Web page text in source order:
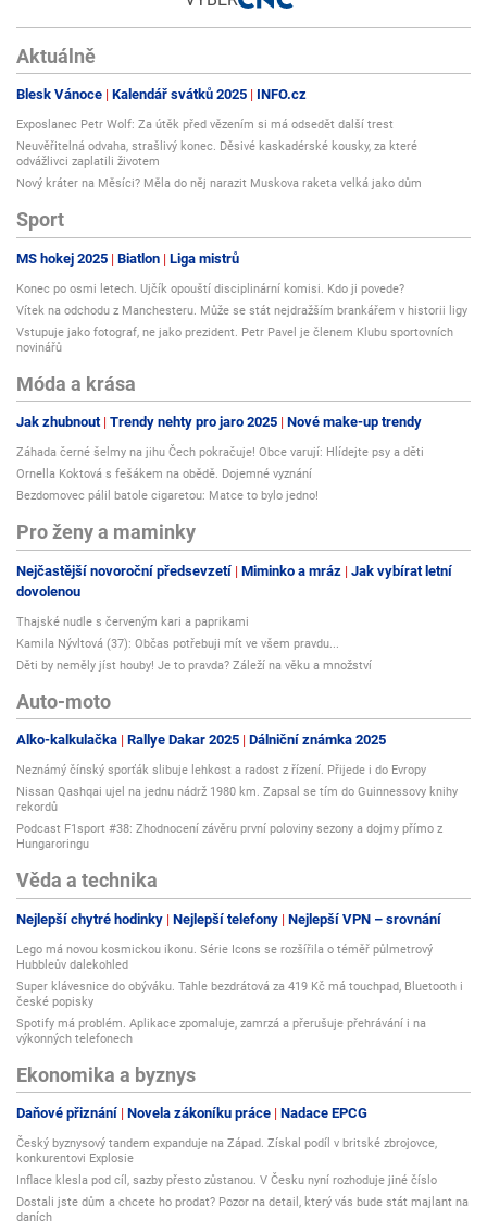
Střešní ventilace
V případě infrasaun nehovoříme o hermeticky uzavřených kabinách kde je
nutné ohřát vzduch, který následně ohřej uživatele. Infračervené záření
zvyšuje Vaši tělesnou teplotu přímo.
Pro ideální průběh tohoto procesu je vyžadována mírna circulace
čerstvého vzduchu do infrasauny.
Z tohoto důvodu naleznete na stříšce našich infrasaun regulovatelnou
ventilaci.
Použitý materiál -Hemlock
Hemlock je dřevo světlé až světle hnědé barvy. Jedná se o dřevo lehké,
pevné a odolné.
Vyniká téměř nulovou smolnatostí a zároven je bez suků. Časem lehce
Z těchto důvodů je ideálním dřevem pro výrobu infrasaun.
Pozn. barva dřeva je pouze ilustrativní. Každá sauna je originál, vyrobený z
kvalitního masivního materiálu s minimální povrchovou úpravou.
Dalším důvodem rozdílu může být kalibrace Vašeho monitoru způsobující
lehce jiný odstín oproti skutečnosti.
Prodloužená záruka
Infrasauny Belatrix jsou natolik kvalitní a prověřené infrasauny, že jsme
schopni garantovat jejich bezproblémový provoz po dobu 4 let.
Prodloužená záruka se vztahuje na veškeré infračervené zářiče.
Další výbava
Světelná čtecí lampička uvnitř kabiny
Popis montáže infrasauny
Infračervené prohřívací kabiny se dodávají jako typizované stavebnice,
které se montují přímo na místě z jednotlivých panelů.
Lze je instalovat kdekoliv, kde je rovná podlaha a elektrická zásuvka, bez
zvláštních stavebních úprav. Vzhledem k relativně malému rozměru
Aktuálně
Blesk Vánoce Kalendář svátků 2025 INFO.cz
Exposlanec Petr Wolf: Za útěk před vězením si má odsedět další trest
Neuvěřitelná odvaha, strašlivý konec. Děsivé kaskadérské kousky, za které
odvážlivci zaplatili životem
Nový kráter na Měsíci? Měla do něj narazit Muskova raketa velká jako dům
Sport
MS hokej 2025 Biatlon Liga mistrů
Konec po osmi letech. Ujčík opouští disciplinární komisi. Kdo ji povede?
Vítek na odchodu z Manchesteru. Může se stát nejdražším brankářem v historii ligy
Vstupuje jako fotograf, ne jako prezident. Petr Pavel je členem Klubu sportovních
novinářů
Móda a krása
Jak zhubnout Trendy nehty pro jaro 2025 Nové make-up trendy
Záhada černé šelmy na jihu Čech pokračuje! Obce varují: Hlídejte psy a děti
Ornella Koktová s fešákem na obědě. Dojemné vyznání
Bezdomovec pálil batole cigaretou: Matce to bylo jedno!
Pro ženy a maminky
Nejčastější novoroční předsevzetí Miminko a mráz
Jak vybírat letní
dovolenou
Thajské nudle s červeným kari a paprikami
Kamila Nývltová (37): Občas potřebuji mít ve všem pravdu...
Děti by neměly jíst houby! Je to pravda? Záleží na věku a množství
Auto-moto
Alko-kalkulačka Rallye Dakar 2025 Dálniční známka 2025
Neznámý čínský sporťák slibuje lehkost a radost z řízení. Přijede i do Evropy
Nissan Qashqai ujel na jednu nádrž 1980 km. Zapsal se tím do Guinnessovy knihy
rekordů
Podcast F1sport #38: Zhodnocení závěru první poloviny sezony a dojmy přímo z
Hungaroringu
Věda a technika
Nejlepší chytré hodinky Nejlepší telefony Nejlepší VPN – srovnání
Lego má novou kosmickou ikonu. Série Icons se rozšířila o téměř půlmetrový
Hubbleův dalekohled
Super klávesnice do obýváku. Tahle bezdrátová za 419 Kč má touchpad, Bluetooth i
české popisky
Spotify má problém. Aplikace zpomaluje, zamrzá a přerušuje přehrávání i na
výkonných telefonech
Ekonomika a byznys
Daňové přiznání Novela zákoníku práce Nadace EPCG
Český byznysový tandem expanduje na Západ. Získal podíl v britské zbrojovce,
konkurentovi Explosie
Inflace klesla pod cíl, sazby přesto zůstanou. V Česku nyní rozhoduje jiné číslo
Dostali jste dům a chcete ho prodat? Pozor na detail, který vás bude stát majlant na
daních